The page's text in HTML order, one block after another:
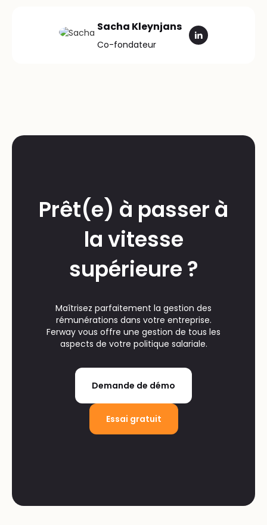
Sacha Kleynjans
Co-fondateur
Prêt(e) à passer à
la vitesse
supérieure ?
Maîtrisez parfaitement la gestion des
rémunérations dans votre entreprise.
Ferway vous offre une gestion de tous les
aspects de votre politique salariale.
Demande de démo
Essai gratuit